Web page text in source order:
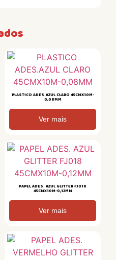
PLASTICO ADES.AZUL CLARO 45CMX10M-
0,08MM
Ver mais
PAPEL ADES. AZUL GLITTER FJ018
45CMX10M-0,12MM
Ver mais